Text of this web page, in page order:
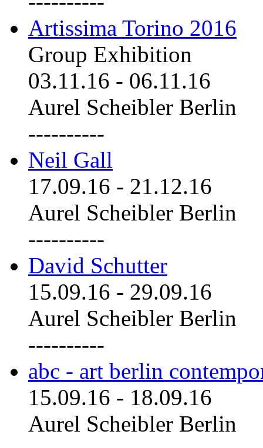
Artissima Torino 2016
Group Exhibition
03.11.16 - 06.11.16
Aurel Scheibler Berlin
----------
Neil Gall
17.09.16 - 21.12.16
Aurel Scheibler Berlin
----------
David Schutter
15.09.16 - 29.09.16
Aurel Scheibler Berlin
----------
abc - art berlin
15.09.16 - 18.09.16
Aurel Scheibler Berlin